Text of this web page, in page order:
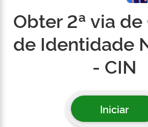
Obter 2ª via
de Identidade
- CIN
Iniciar